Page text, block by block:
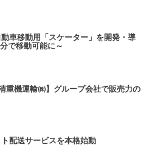
車移動用「スケーター」を開発・導
で移動可能に～
重機運輸㈱】グループ会社で販売力の
配送サービスを本格始動